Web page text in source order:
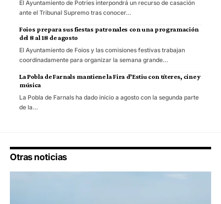
El Ayuntamiento de Potries interpondrá un recurso de casación
ante el Tribunal Supremo tras conocer…
Foios prepara sus fiestas patronales con una programación
del 8 al 18 de agosto
El Ayuntamiento de Foios y las comisiones festivas trabajan
coordinadamente para organizar la semana grande…
La Pobla de Farnals mantiene la Fira d’Estiu con títeres, cine y
música
La Pobla de Farnals ha dado inicio a agosto con la segunda parte
de la…
Otras noticias